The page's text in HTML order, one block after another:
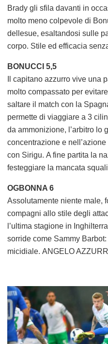
Brady gli sfila davanti in
molto meno colpevole di
dellesue, esaltandosi sulle
corpo. Stile ed efficacia
BONUCCI 5,5
Il capitano azzurro vive una
molto compassato per
saltare il match con la
permette di viaggiare a 3
da ammonizione, l’arbitro lo
concentrazione e
con Sirigu. A fine partita la
festeggiare la mancata
OGBONNA 6
Assolutamente niente male,
compagni allo stile degli
l’ultima stagione in
sorride come Sammy Barbot:
micidiale. ANGELO